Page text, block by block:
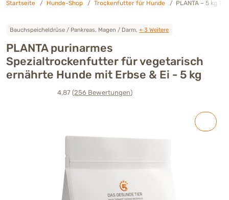
Startseite Hunde-Shop Trockenfutter für Hunde PLANTA – 5 kg
Bauchspeicheldrüse / Pankreas, Magen / Darm,+ 3 Weitere
PLANTA purinarmes
Spezialtrockenfutter für vegetarisch
ernährte Hunde mit Erbse & Ei - 5 kg
4,87(256 Bewertungen)